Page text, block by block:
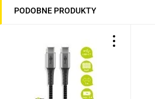
PODOBNE PRODUKTY